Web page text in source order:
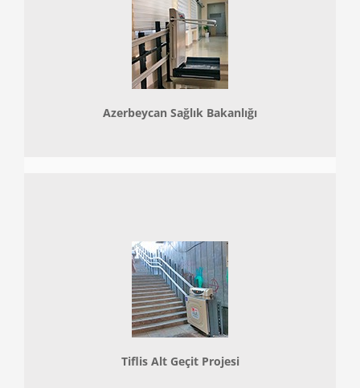
Azerbeycan Sağlık Bakanlığı
Tiflis Alt Geçit Projesi